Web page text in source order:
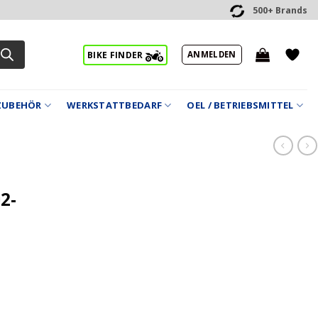
500+ Brands
BIKE FINDER ANMELDEN
WERKSTATTBEDARF OEL / BETRIEBSMITTEL